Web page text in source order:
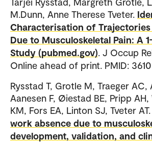
M.Dunn, Anne Therese Tveter.
Characterisation of
Due to Musculoskeletal Pain: A
Study (pubmed.gov). J Occup
Online ahead of print. PMID:
Rysstad T, Grotle M, Traeger
Aanesen F, Øiestad BE, Pripp
KM, Fors EA, Linton SJ, Tveter AT.
work absence due to
development, validation, and